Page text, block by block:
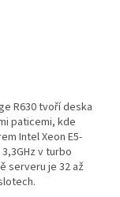
R630 tvoří deska
paticemi, kde
Intel Xeon E5-
v turbo
serveru je 32 až